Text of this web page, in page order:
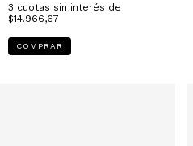
3 cuotas sin interés de
$14.966,67
COMPRAR